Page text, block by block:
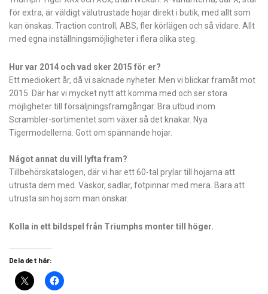
för extra, är väldigt välutrustade hojar direkt i butik, med allt som
kan önskas. Traction controll, ABS, fler körlägen och så vidare. Allt
med egna inställningsmöjligheter i flera olika steg.
Hur var 2014 och vad sker 2015 för er?
Ett mediokert år, då vi saknade nyheter. Men vi blickar framåt mot
2015. Där har vi mycket nytt att komma med och ser stora
möjligheter till försäljningsframgångar. Bra utbud inom
Scrambler-sortimentet som växer så det knakar. Nya
Tigermodellerna. Gott om spännande hojar.
Något annat du vill lyfta fram?
Tillbehörskatalogen, där vi har ett 60-tal prylar till hojarna att
utrusta dem med. Väskor, sadlar, fotpinnar med mera. Bara att
utrusta sin hoj som man önskar.
Kolla in ett bildspel från Triumphs monter till höger.
Dela det här: